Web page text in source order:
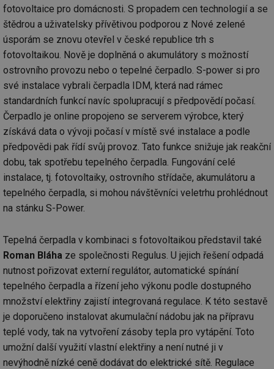
fotovoltaice pro domácnosti. S propadem cen technologií a se
štědrou a uživatelsky přívětivou podporou z Nové zelené
úsporám se znovu otevřel v české republice trh s
fotovoltaikou. Nově je doplněná o akumulátory s možností
ostrovního provozu nebo o tepelné čerpadlo. S-power si pro
své instalace vybrali čerpadla IDM, která nad rámec
standardních funkcí navíc spolupracují s předpovědí počasí.
Čerpadlo je online propojeno se serverem výrobce, který
získává data o vývoji počasí v místě své instalace a podle
předpovědi pak řídí svůj provoz. Tato funkce snižuje jak reakční
dobu, tak spotřebu tepelného čerpadla. Fungování celé
instalace, tj. fotovoltaiky, ostrovního střídače, akumulátoru a
tepelného čerpadla, si mohou návštěvníci veletrhu prohlédnout
na stánku S-Power.
Tepelná čerpadla v kombinaci s fotovoltaikou představil také
Roman Bláha ze společnosti Regulus. U jejich řešení odpadá
nutnost pořizovat externí regulátor, automatické spínání
tepelného čerpadla a řízení jeho výkonu podle dostupného
množství elektřiny zajistí integrovaná regulace. K této sestavě
je doporučeno instalovat akumulační nádobu jak na přípravu
teplé vody, tak na vytvoření zásoby tepla pro vytápění. Toto
umožní další využití vlastní elektřiny a není nutné ji v
nevýhodně nízké ceně dodávat do elektrické sítě. Regulace